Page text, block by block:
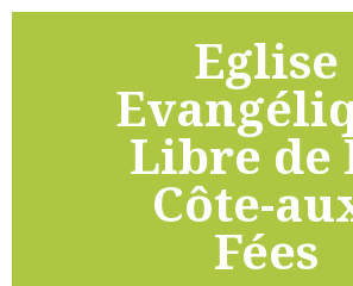
Eglise
Libre de
Côte-
Fées